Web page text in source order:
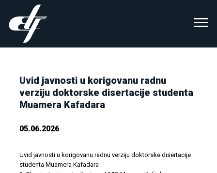
Uvid javnosti u korigovanu radnu
verziju doktorske disertacije studenta
Muamera Kafadara
05.06.2026
Uvid javnosti u korigovanu radnu verziju doktorske disertacije
studenta Muamera Kafadara